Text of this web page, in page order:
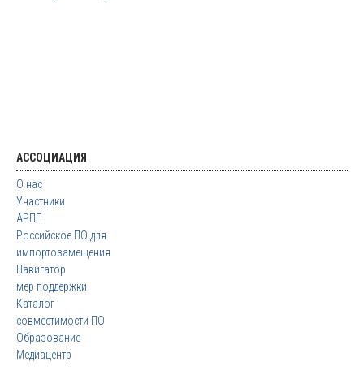
АССОЦИАЦИЯ
О нас
Участники
АРПП
Российское ПО для
импортозамещения
Навигатор
мер поддержки
Каталог
совместимости ПО
Образование
Медиацентр